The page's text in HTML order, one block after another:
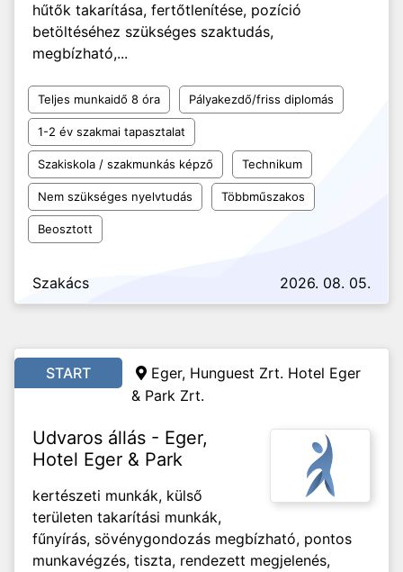
hűtők takarítása, fertőtlenítése, pozíció
betöltéséhez szükséges szaktudás,
megbízható,...
Teljes munkaidő 8 óra Pályakezdő/friss diplomás
1-2 év szakmai tapasztalat
Szakiskola / szakmunkás képző Technikum
Nem szükséges nyelvtudás Többműszakos
Beosztott
Szakács 2026. 08. 05.
START
Eger, Hunguest Zrt. Hotel Eger
& Park Zrt.
Udvaros állás - Eger,
Hotel Eger & Park
kertészeti munkák, külső
területen takarítási munkák,
fűnyírás, sövénygondozás megbízható, pontos
munkavégzés, tiszta, rendezett megjelenés,